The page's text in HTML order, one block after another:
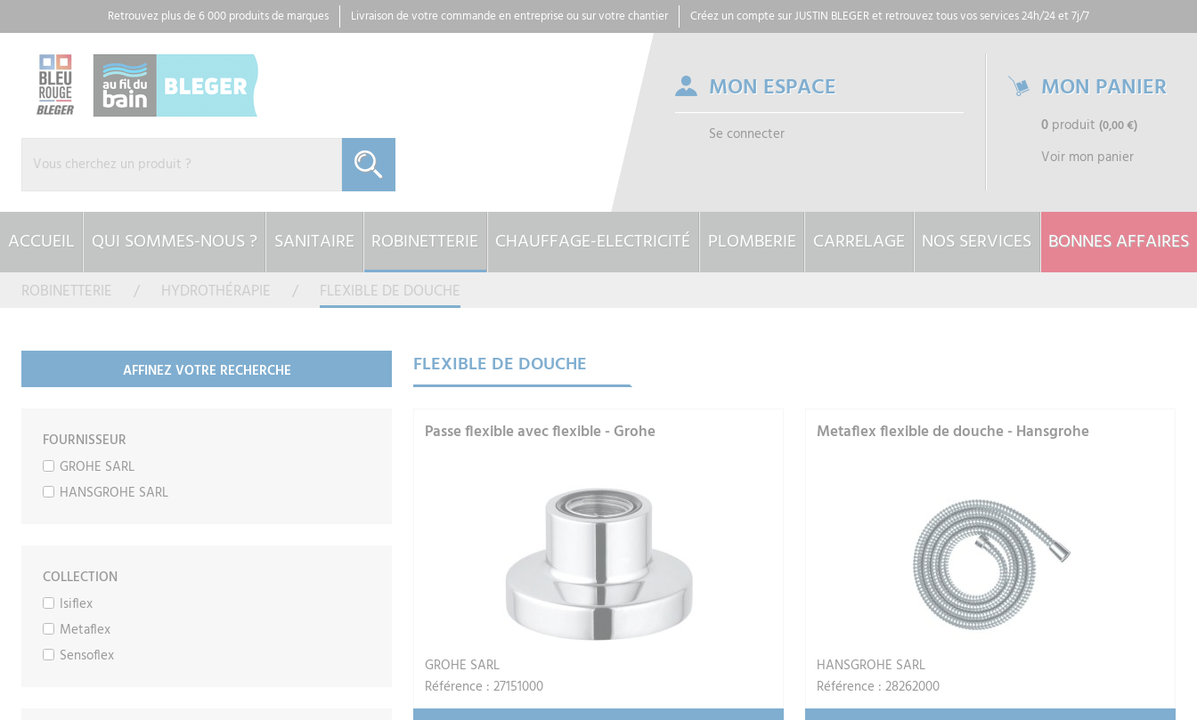
Retrouvez plus de 6 000 produits de marques Livraison de votre commande en entreprise ou sur votre chantier Créez un compte sur JUSTIN BLEGERet retrouvez tous vos services 24h/24 et 7j/7
MON ESPACE
Se connecter
MON PANIER
0 produit (0,00 €)
Voir mon panier
ACCUEIL QUI SOMMES-NOUS ? SANITAIRE ROBINETTERIE CHAUFFAGE-ELECTRICITÉ PLOMBERIE CARRELAGE NOS SERVICES BONNES AFFAIRES
ROBINETTERIE HYDROTHÉRAPIE FLEXIBLE DE DOUCHE
AFFINEZ VOTRE RECHERCHE
FOURNISSEUR
GROHE SARL
HANSGROHE SARL
COLLECTION
Isiflex
Metaflex
Sensoflex
FLEXIBLE DE DOUCHE
Passe flexible avec flexible - Grohe
GROHE SARL
Référence : 27151000
Metaflex flexible de douche - Hansgrohe
HANSGROHE SARL
Référence : 28262000
Panneau de gestion des cookies